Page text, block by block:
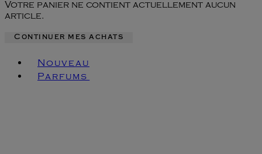
Votre panier ne contient actuellement aucun
article.
Continuer mes achats
Nouveau
Parfums